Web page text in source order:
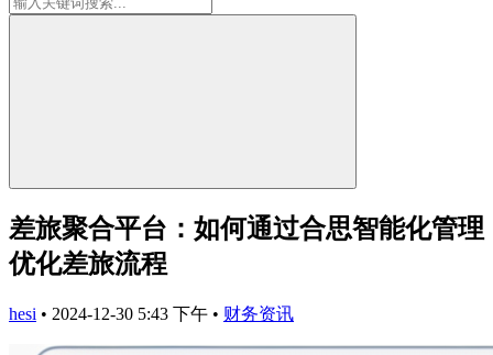
差旅聚合平台：如何通过合思智能化管理
优化差旅流程
hesi • 2024-12-30 5:43 下午 • 财务资讯